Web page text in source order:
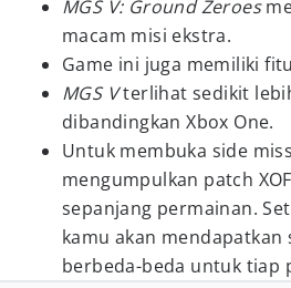
MGS V: Ground Zeroes
macam misi ekstra.
Game ini juga memiliki
MGS Vterlihat sedikit
dibandingkan Xbox One.
Untuk membuka side
mengumpulkan patch
sepanjang permainan.
kamu akan mendapatkan
berbeda-beda untuk tiap